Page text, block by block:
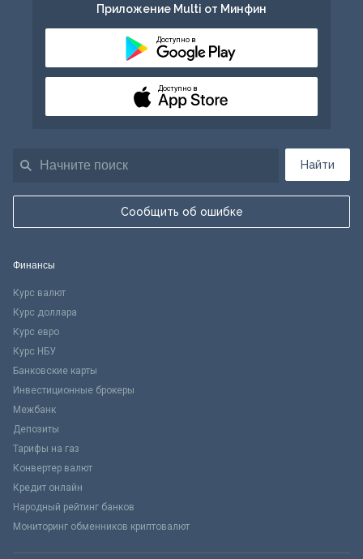
Найти
Сообщить об ошибке
Приложение Multi от Минфин
Доступно в
Доступно в
Финансы
Курс валют
Курс доллара
Курс евро
Курс НБУ
Банковские карты
Инвестиционные брокеры
Межбанк
Депозиты
Тарифы на газ
Конвертер валют
Кредит онлайн
Народный рейтинг банков
Мониторинг обменников криптовалют